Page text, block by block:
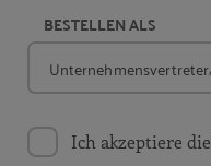
BESTELLEN ALS
Ich akzeptiere die